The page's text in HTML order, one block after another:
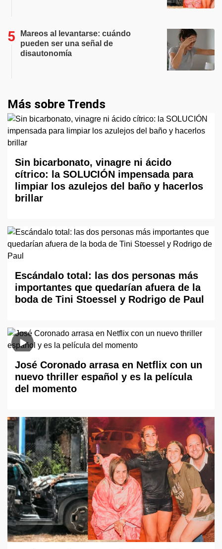
Mareos al levantarse: cuándo
pueden ser una señal de
disautonomía
Más sobre Trends
Sin bicarbonato, vinagre ni ácido
cítrico: la SOLUCIÓN impensada para
limpiar los azulejos del baño y hacerlos
brillar
Escándalo total: las dos personas más
importantes que quedarían afuera de la
boda de Tini Stoessel y Rodrigo de Paul
José Coronado arrasa en Netflix con un
nuevo thriller español y es la película
del momento